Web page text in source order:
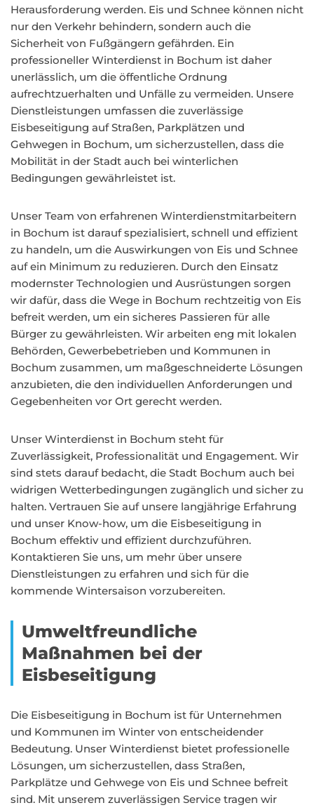
Herausforderung werden. Eis und Schnee können nicht
nur den Verkehr behindern, sondern auch die
Sicherheit von Fußgängern gefährden. Ein
professioneller Winterdienst in Bochum ist daher
unerlässlich, um die öffentliche Ordnung
aufrechtzuerhalten und Unfälle zu vermeiden. Unsere
Dienstleistungen umfassen die zuverlässige
Eisbeseitigung auf Straßen, Parkplätzen und
Gehwegen in Bochum, um sicherzustellen, dass die
Mobilität in der Stadt auch bei winterlichen
Bedingungen gewährleistet ist.
Unser Team von erfahrenen Winterdienstmitarbeitern
in Bochum ist darauf spezialisiert, schnell und effizient
zu handeln, um die Auswirkungen von Eis und Schnee
auf ein Minimum zu reduzieren. Durch den Einsatz
modernster Technologien und Ausrüstungen sorgen
wir dafür, dass die Wege in Bochum rechtzeitig von Eis
befreit werden, um ein sicheres Passieren für alle
Bürger zu gewährleisten. Wir arbeiten eng mit lokalen
Behörden, Gewerbebetrieben und Kommunen in
Bochum zusammen, um maßgeschneiderte Lösungen
anzubieten, die den individuellen Anforderungen und
Gegebenheiten vor Ort gerecht werden.
Unser Winterdienst in Bochum steht für
Zuverlässigkeit, Professionalität und Engagement. Wir
sind stets darauf bedacht, die Stadt Bochum auch bei
widrigen Wetterbedingungen zugänglich und sicher zu
halten. Vertrauen Sie auf unsere langjährige Erfahrung
und unser Know-how, um die Eisbeseitigung in
Bochum effektiv und effizient durchzuführen.
Kontaktieren Sie uns, um mehr über unsere
Dienstleistungen zu erfahren und sich für die
kommende Wintersaison vorzubereiten.
Umweltfreundliche
Maßnahmen bei der
Eisbeseitigung
Die Eisbeseitigung in Bochum ist für Unternehmen
und Kommunen im Winter von entscheidender
Bedeutung. Unser Winterdienst bietet professionelle
Lösungen, um sicherzustellen, dass Straßen,
Parkplätze und Gehwege von Eis und Schnee befreit
sind. Mit unserem zuverlässigen Service tragen wir